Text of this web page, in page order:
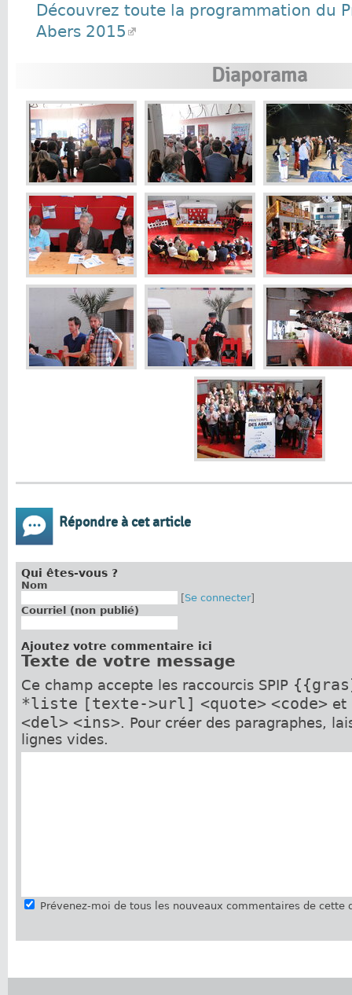
Découvrez toute la programmation du
Abers 2015
Diaporama
Répondre à cet article
Qui êtes-vous ?
Nom
[Se connecter]
Courriel (non publié)
Ajoutez votre commentaire ici
Texte de votre message
Ce champ accepte les raccourcis SPIP
*liste [texte->url] <quote> <code>et
<del> <ins>. Pour créer des paragraphes,
lignes vides.
Prévenez-moi de tous les nouveaux commentaires de cette